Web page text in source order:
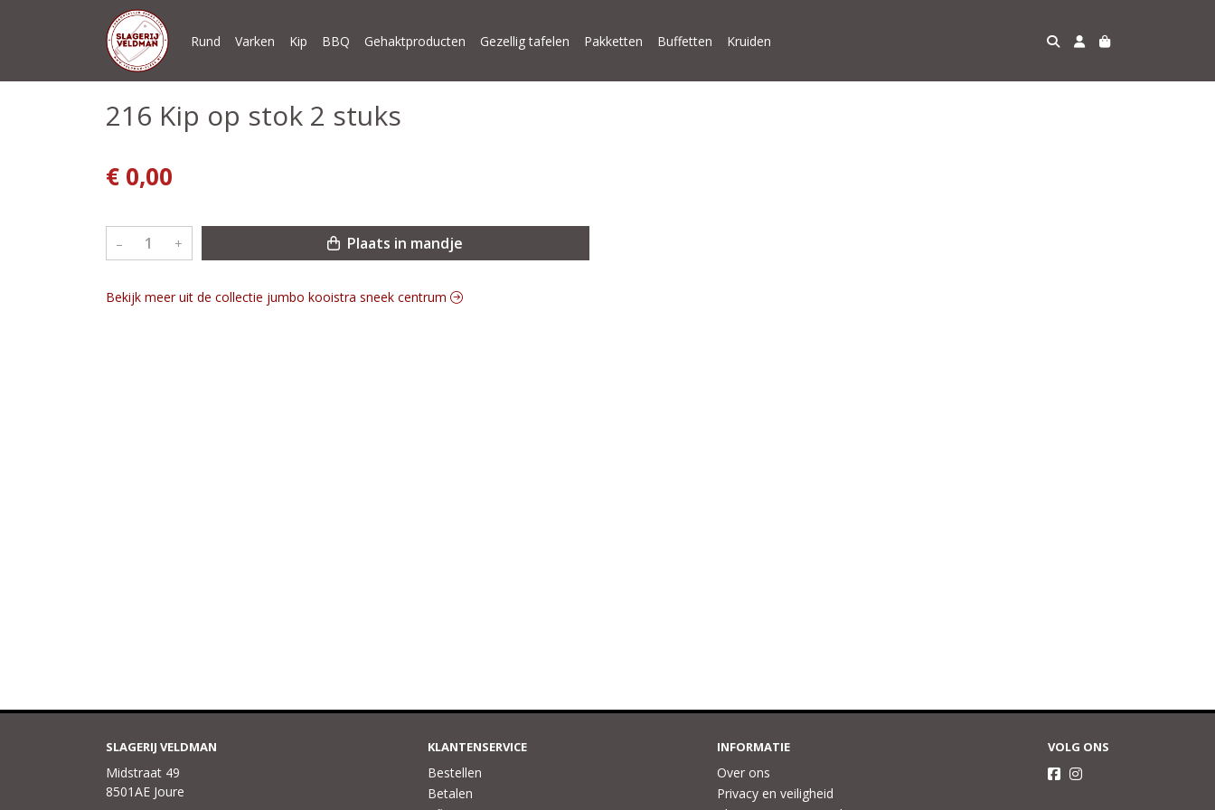
Rund Varken Kip BBQ Gehaktproducten Gezellig tafelen Pakketten Buffetten Kruiden
216 Kip op stok 2 stuks
€ 0,00
– + Plaats in mandje
Bekijk meer uit de collectie jumbo kooistra sneek centrum
SLAGERIJ VELDMAN
Midstraat 49
8501AE Joure
KLANTENSERVICE
Bestellen
Betalen
INFORMATIE
Over ons
Privacy en veiligheid
VOLG ONS